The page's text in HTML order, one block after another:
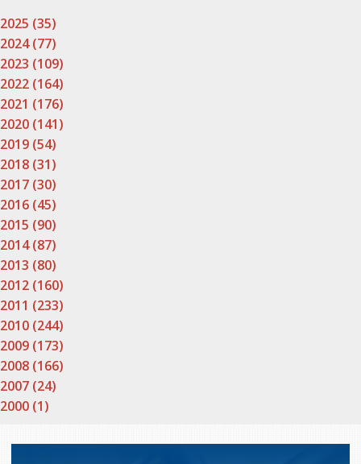
2025 (35)
2024 (77)
2023 (109)
2022 (164)
2021 (176)
2020 (141)
2019 (54)
2018 (31)
2017 (30)
2016 (45)
2015 (90)
2014 (87)
2013 (80)
2012 (160)
2011 (233)
2010 (244)
2009 (173)
2008 (166)
2007 (24)
2000 (1)